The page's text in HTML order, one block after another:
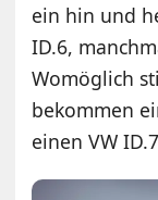
ein hin und
ID.6,
Womöglich
bekommen
einen VW